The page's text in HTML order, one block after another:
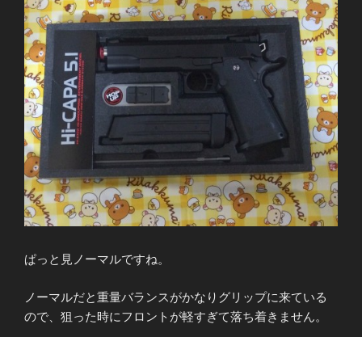
ぱっと見ノーマルですね。
ノーマルだと重量バランスがかなりグリップに来ている
ので、狙った時にフロントが軽すぎて落ち着きません。